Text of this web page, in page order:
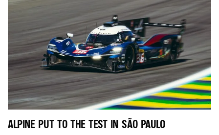
ALPINE PUT TO THE TEST IN SÃO PAULO